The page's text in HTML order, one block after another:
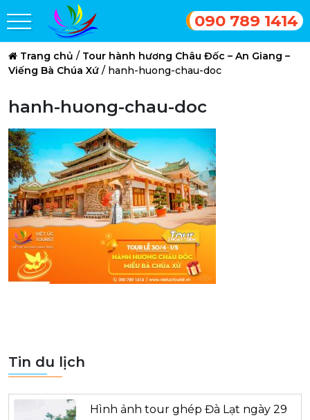
090 789 1414
Trang chủ / Tour hành hương Châu Đốc – An Giang –
Viếng Bà Chúa Xứ / hanh-huong-chau-doc
hanh-huong-chau-doc
Tin du lịch
Hình ảnh tour ghép Đà Lạt ngày 29